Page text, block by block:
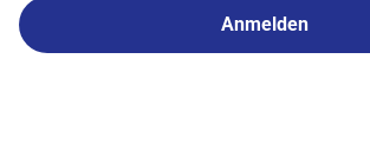
Anmelden